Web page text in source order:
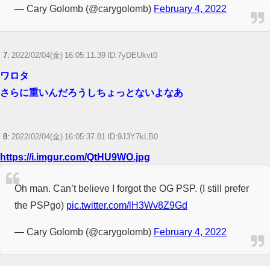
— Cary Golomb (@carygolomb) February 4, 2022
7: 2022/02/04(金) 16:05:11.39 ID:7yDEUkvt0
ワロタ
さらに重いんだろうしちょっとないよなあ
8: 2022/02/04(金) 16:05:37.81 ID:9J3Y7kLB0
https://i.imgur.com/QtHU9WO.jpg
Oh man. Can’t believe I forgot the OG PSP. (I still prefer
the PSPgo) pic.twitter.com/lH3Wv8Z9Gd
— Cary Golomb (@carygolomb) February 4, 2022